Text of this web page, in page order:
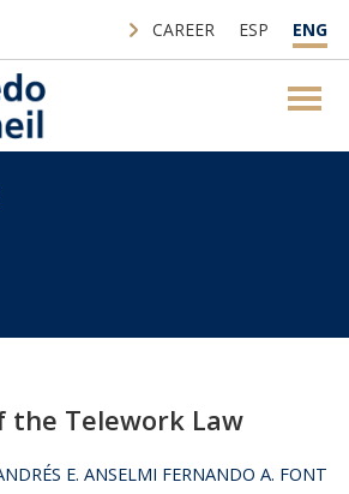
CAREER ESP ENG
the Telework Law
E. ANSELMI FERNANDO A. FONT